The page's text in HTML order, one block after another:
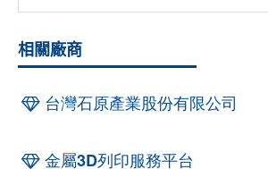
相關廠商
台灣石原產業股份有限公司
金屬3D列印服務平台